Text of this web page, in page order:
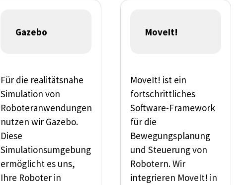
Gazebo
Für die realitätsnahe
Simulation von
Roboteranwendungen
nutzen wir Gazebo.
Diese
Simulationsumgebung
ermöglicht es uns,
Ihre Roboter in
MoveIt!
MoveIt! ist ein
fortschrittliches
Software-Framework
für die
Bewegungsplanung
und Steuerung von
Robotern. Wir
integrieren MoveIt! in